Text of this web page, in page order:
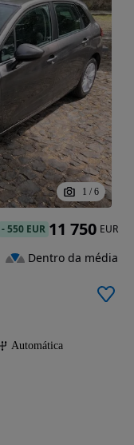
1 / 6
Automática
-550 EUR 11 750 EUR
Dentro da média